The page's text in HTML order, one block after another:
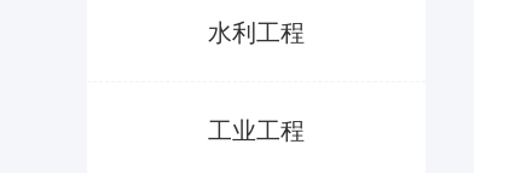
水利工程
工业工程